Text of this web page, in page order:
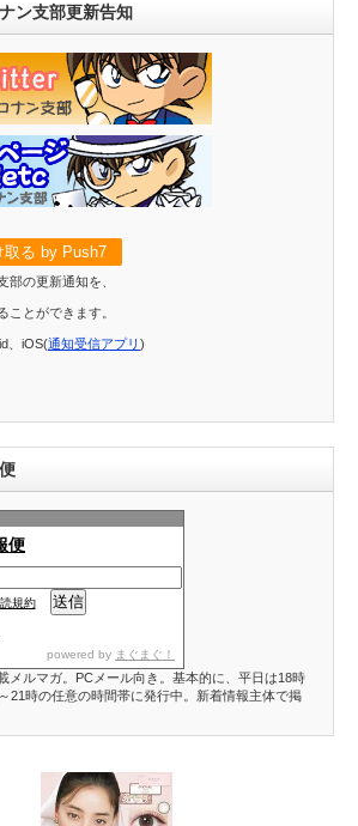
ン支部更新告知
取る by Push7
部の更新通知を、
ことができます。
、iOS(通知受信アプリ )
便
規約
powered by まぐまぐ！
メルマガ。PCメール向き。基本的に、平日は18時
21時の任意の時間帯に発行中。新着情報主体で掲